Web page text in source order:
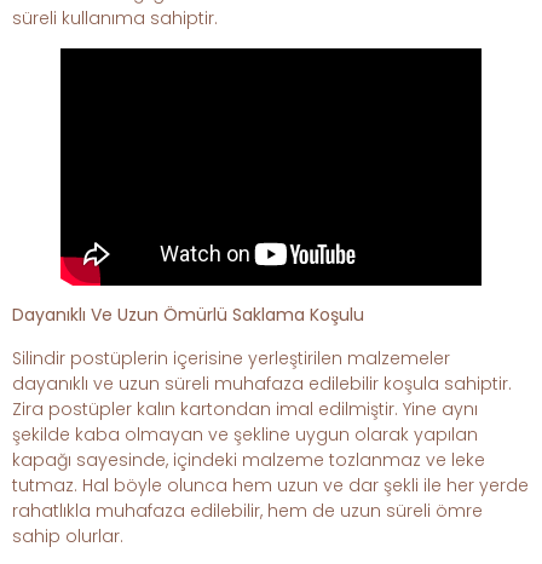
süreli kullanıma sahiptir.
Dayanıklı Ve Uzun Ömürlü Saklama Koşulu
Silindir postüplerin içerisine yerleştirilen malzemeler
dayanıklı ve uzun süreli muhafaza edilebilir koşula sahiptir.
Zira postüpler kalın kartondan imal edilmiştir. Yine aynı
şekilde kaba olmayan ve şekline uygun olarak yapılan
kapağı sayesinde, içindeki malzeme tozlanmaz ve leke
tutmaz. Hal böyle olunca hem uzun ve dar şekli ile her yerde
rahatlıkla muhafaza edilebilir, hem de uzun süreli ömre
sahip olurlar.